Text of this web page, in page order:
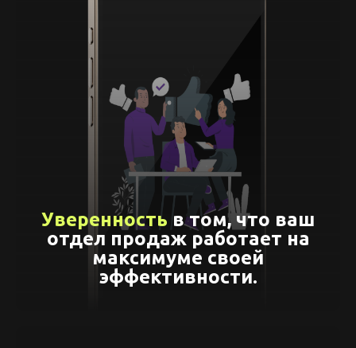
Уверенность в том, что ваш
отдел продаж работает на
максимуме своей
эффективности.